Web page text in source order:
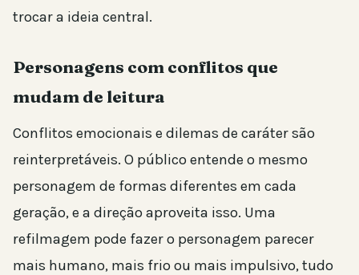
trocar a ideia central.
Personagens com conflitos que
mudam de leitura
Conflitos emocionais e dilemas de caráter são
reinterpretáveis. O público entende o mesmo
personagem de formas diferentes em cada
geração, e a direção aproveita isso. Uma
refilmagem pode fazer o personagem parecer
mais humano, mais frio ou mais impulsivo, tudo